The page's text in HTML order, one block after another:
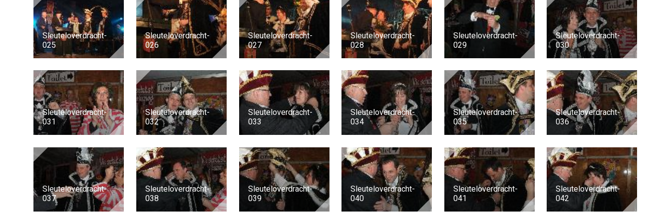
Sleuteloverdracht-
025
Sleuteloverdracht-
026
Sleuteloverdracht-
027
Sleuteloverdracht-
028
Sleuteloverdracht-
029
Sleuteloverdracht-
030
Sleuteloverdracht-
031
Sleuteloverdracht-
032
Sleuteloverdracht-
033
Sleuteloverdracht-
034
Sleuteloverdracht-
035
Sleuteloverdracht-
036
Sleuteloverdracht-
037
Sleuteloverdracht-
038
Sleuteloverdracht-
039
Sleuteloverdracht-
040
Sleuteloverdracht-
041
Sleuteloverdracht-
042